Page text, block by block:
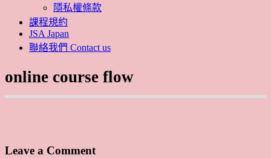
隱私權條款
課程規約
JSA Japan
聯絡我們 Contact us
online course flow
Leave a Comment